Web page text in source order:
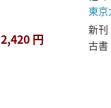
2,420 円
東
新刊
古書